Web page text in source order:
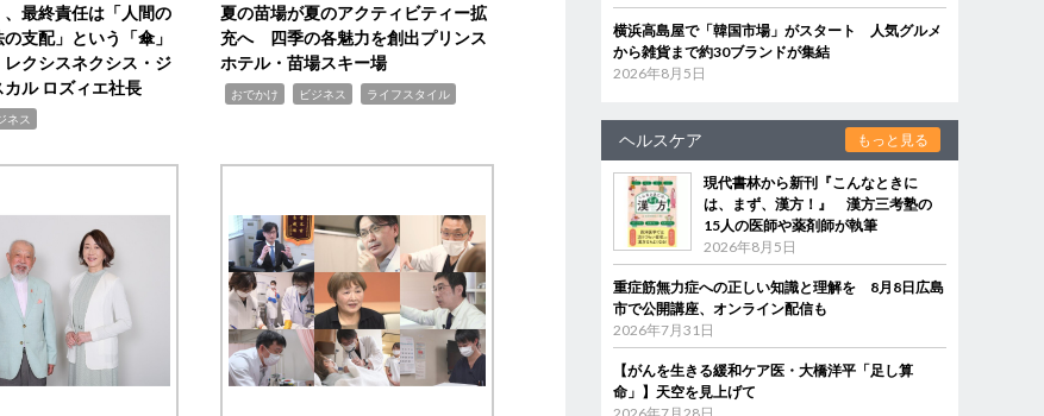
最終責任は「人間の
支配」という「傘」
クシスネクシス・ジ
カル ロズィエ社長
ネス
夏の苗場が夏のアクティビティー拡
充へ 四季の各魅力を創出プリンス
ホテル・苗場スキー場
おでかけ ビジネス ライフスタイル
横浜高島屋で「韓国市場」がスタート 人気グルメ
から雑貨まで約30ブランドが集結
2026年8月5日
ヘルスケア もっと見る
現代書林から新刊『こんなときに
は、まず、漢方！』 漢方三考塾の
15人の医師や薬剤師が執筆
2026年8月5日
重症筋無力症への正しい知識と理解を 8月8日広島
市で公開講座、オンライン配信も
2026年7月31日
【がんを生きる緩和ケア医・大橋洋平「足し算
命」】天空を見上げて